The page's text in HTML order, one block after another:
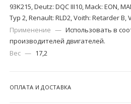
93K215, Deutz: DQC III10, Mack: EON,
Typ 2, Renault: RLD2, Voith: Retarder B,
Применение — Использовать в
производителей двигателей.
Вес — 17,2
ОПЛАТА И ДОСТАВКА